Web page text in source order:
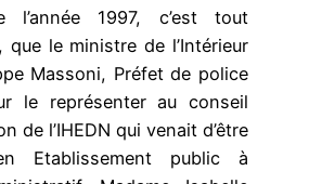
1997, c’est tout
que le ministre de l’Intérieur
Massoni, Préfet de police
le représenter au conseil
de l’IHEDN qui venait d’être
Etablissement public à